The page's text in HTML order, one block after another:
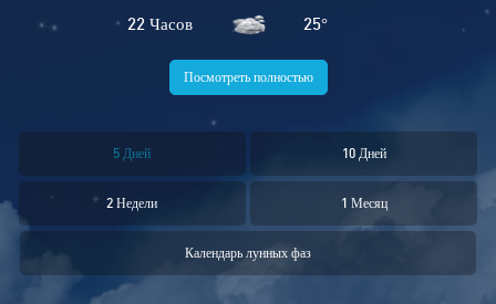
22 Часов
25°
Посмотреть полностью
5 Дней 10 Дней
2 Недели 1 Месяц
Календарь лунных фаз